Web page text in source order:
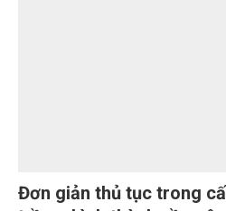
Đơn giản thủ tục trong